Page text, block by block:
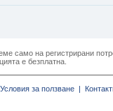
само на регистрирани
е безплатна.
Условия за ползване |